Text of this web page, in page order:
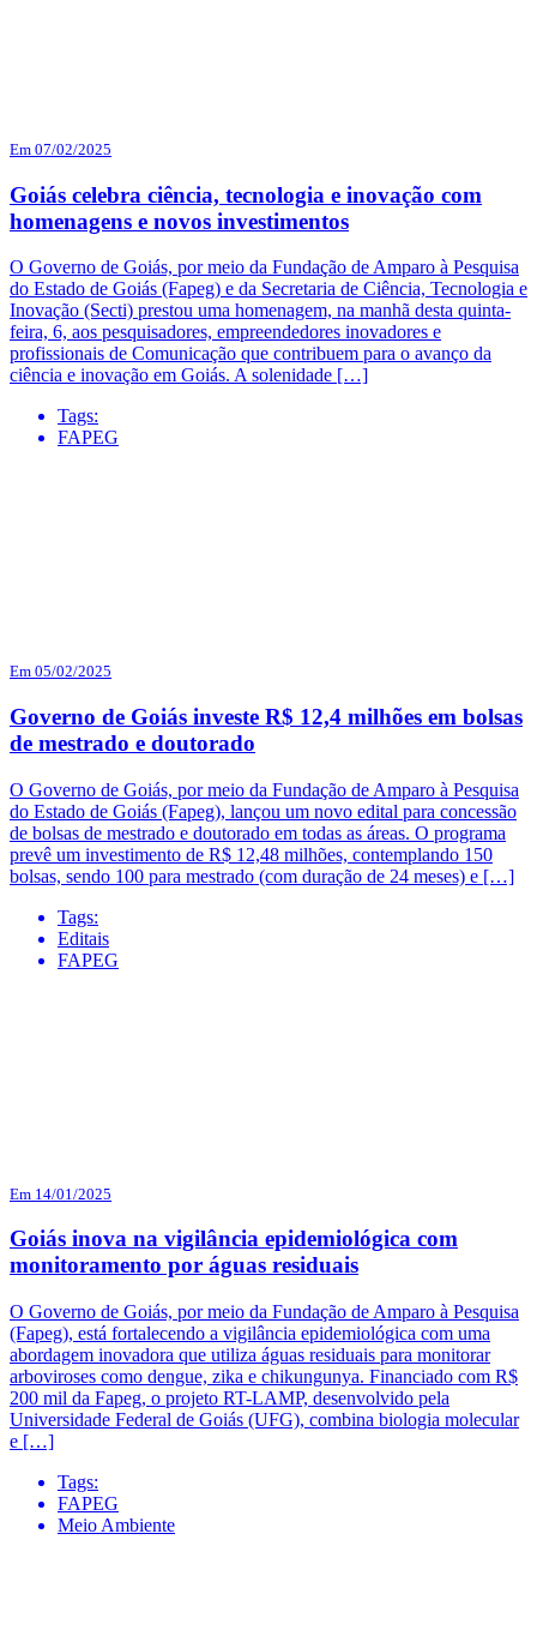
Em 07/02/2025
Goiás celebra ciência, tecnologia e inovação com
homenagens e novos investimentos
O Governo de Goiás, por meio da Fundação de Amparo à Pesquisa
do Estado de Goiás (Fapeg) e da Secretaria de Ciência, Tecnologia e
Inovação (Secti) prestou uma homenagem, na manhã desta quinta-
feira, 6, aos pesquisadores, empreendedores inovadores e
profissionais de Comunicação que contribuem para o avanço da
ciência e inovação em Goiás. A solenidade […]
Tags:
FAPEG
Em 05/02/2025
Governo de Goiás investe R$ 12,4 milhões em bolsas
de mestrado e doutorado
O Governo de Goiás, por meio da Fundação de Amparo à Pesquisa
do Estado de Goiás (Fapeg), lançou um novo edital para concessão
de bolsas de mestrado e doutorado em todas as áreas. O programa
prevê um investimento de R$ 12,48 milhões, contemplando 150
bolsas, sendo 100 para mestrado (com duração de 24 meses) e […]
Tags:
Editais
FAPEG
Em 14/01/2025
Goiás inova na vigilância epidemiológica com
monitoramento por águas residuais
O Governo de Goiás, por meio da Fundação de Amparo à Pesquisa
(Fapeg), está fortalecendo a vigilância epidemiológica com uma
abordagem inovadora que utiliza águas residuais para monitorar
arboviroses como dengue, zika e chikungunya. Financiado com R$
200 mil da Fapeg, o projeto RT-LAMP, desenvolvido pela
Universidade Federal de Goiás (UFG), combina biologia molecular
e […]
Tags:
FAPEG
Meio Ambiente